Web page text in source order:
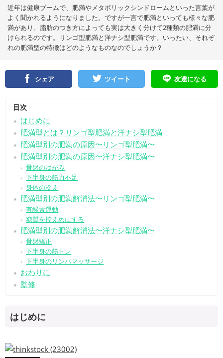
近年は健康ブームで、肥満やメタボリックシンドロームといった言葉が
よく聞かれるようになりました。ですが一言で肥満といっても様々な肥
満があり、脂肪のつき方によっても実は大きく分けて2種類の肥満に分
けられるのです。リンゴ型肥満と洋ナシ型肥満です。いったい、それぞ
れの肥満型の特徴はどのようなものなのでしょうか？
シェア ツイート 友達になる
目次
はじめに
肥満型とは？リンゴ型肥満と洋ナシ型肥満
肥満型別の肥満の原因〜リンゴ型肥満〜
肥満型別の肥満の原因〜洋ナシ型肥満〜
骨盤のゆがみ
下半身の筋力不足
身体の冷え
肥満型別の肥満解消法〜リンゴ型肥満〜
有酸素運動
糖質を控えめにする
肥満型別の肥満解消法〜洋ナシ型肥満〜
骨盤矯正
下半身の筋トレ
下半身のリンパマッサージ
おわりに
監修
はじめに